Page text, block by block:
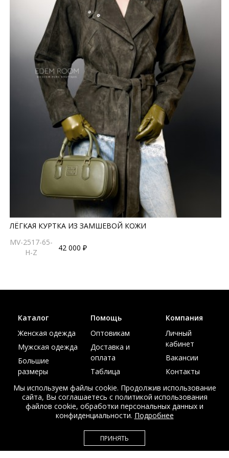
ЛЁГКАЯ КУРТКА ИЗ ЗАМШЕВОЙ КОЖИ
MV-2517-65-
H-Z
42 000 ₽
© Интернет магазин верхней одежды из меха и кожи
EDEM-ROOM 2011-2026
Каталог
Женская одежда
Мужская одежда
Большие
размеры
Акции
Помощь
Оптовикам
Доставка и
оплата
Таблица
Компания
Личный
кабинет
Вакансии
Контакты
Мы используем файлы cookie. Продолжив использование
сайта, Вы соглашаетесь с политикой использования
файлов cookie, обработки персональных данных и
конфиденциальности. Подробнее
ПРИНЯТЬ